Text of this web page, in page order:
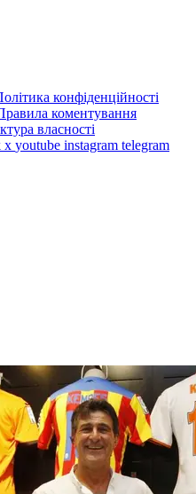
конфіденційності
коментування
власності
x youtube instagram telegram